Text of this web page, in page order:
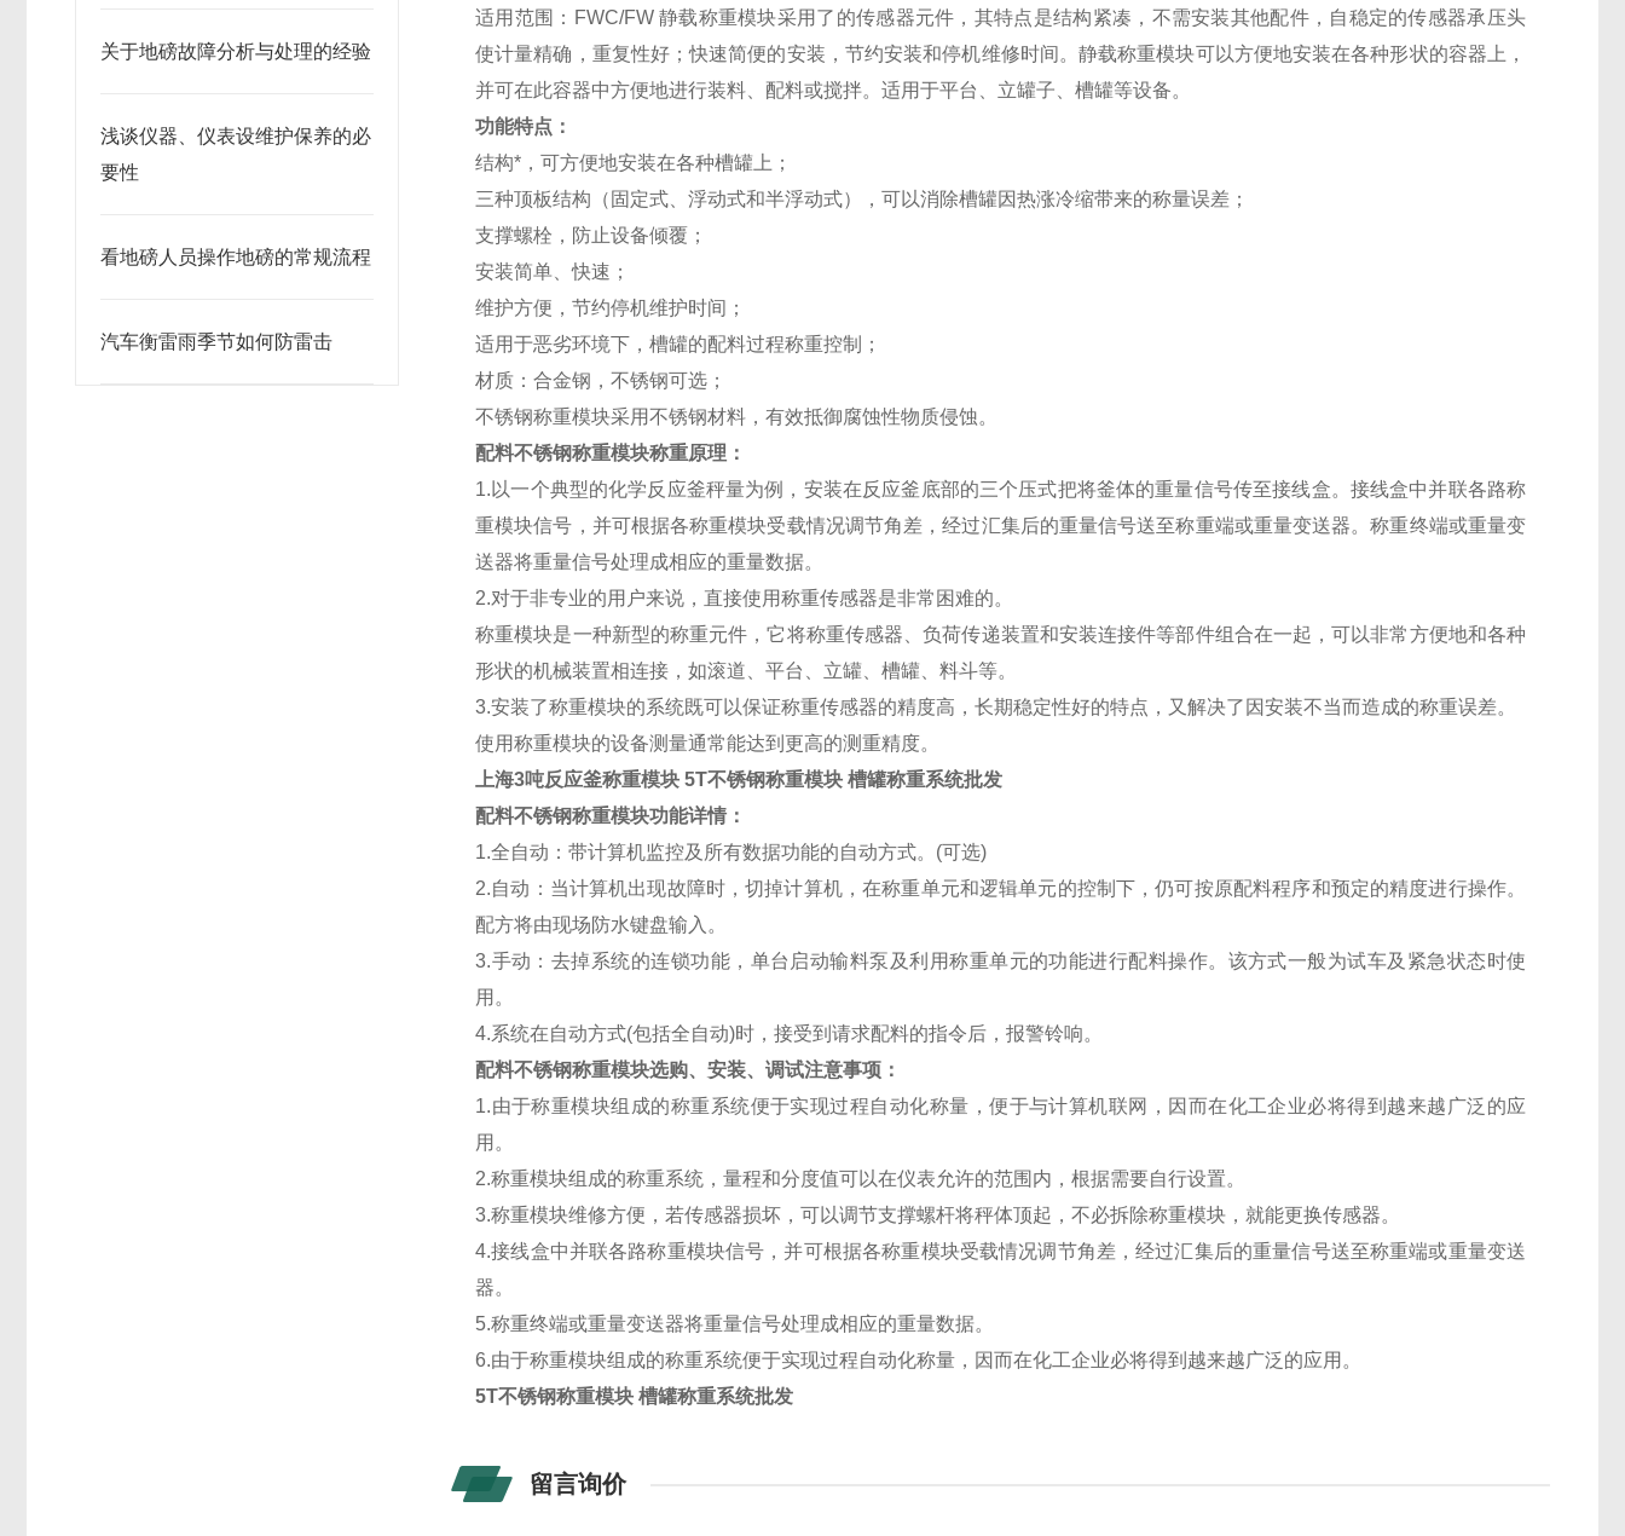
关于地磅故障分析与处理的经验
浅谈仪器、仪表设维护保养的必
要性
看地磅人员操作地磅的常规流程
汽车衡雷雨季节如何防雷击
适用范围：FWC/FW 静载称重模块采用了的传感器元件，其特点是结构紧凑，不需安装其他配件，自稳定的传感器承压头
使计量精确，重复性好；快速简便的安装，节约安装和停机维修时间。静载称重模块可以方便地安装在各种形状的容器上，
并可在此容器中方便地进行装料、配料或搅拌。适用于平台、立罐子、槽罐等设备。
功能特点：
结构*，可方便地安装在各种槽罐上；
三种顶板结构（固定式、浮动式和半浮动式），可以消除槽罐因热涨冷缩带来的称量误差；
支撑螺栓，防止设备倾覆；
安装简单、快速；
维护方便，节约停机维护时间；
适用于恶劣环境下，槽罐的配料过程称重控制；
材质：合金钢，不锈钢可选；
不锈钢称重模块采用不锈钢材料，有效抵御腐蚀性物质侵蚀。
配料不锈钢称重模块称重原理：
1.以一个典型的化学反应釜秤量为例，安装在反应釜底部的三个压式把将釜体的重量信号传至接线盒。接线盒中并联各路称
重模块信号，并可根据各称重模块受载情况调节角差，经过汇集后的重量信号送至称重端或重量变送器。称重终端或重量变
送器将重量信号处理成相应的重量数据。
2.对于非专业的用户来说，直接使用称重传感器是非常困难的。
称重模块是一种新型的称重元件，它将称重传感器、负荷传递装置和安装连接件等部件组合在一起，可以非常方便地和各种
形状的机械装置相连接，如滚道、平台、立罐、槽罐、料斗等。
3.安装了称重模块的系统既可以保证称重传感器的精度高，长期稳定性好的特点，又解决了因安装不当而造成的称重误差。
使用称重模块的设备测量通常能达到更高的测重精度。
上海3吨反应釜称重模块 5T不锈钢称重模块 槽罐称重系统批发
配料不锈钢称重模块功能详情：
1.全自动：带计算机监控及所有数据功能的自动方式。(可选)
2.自动：当计算机出现故障时，切掉计算机，在称重单元和逻辑单元的控制下，仍可按原配料程序和预定的精度进行操作。
配方将由现场防水键盘输入。
3.手动：去掉系统的连锁功能，单台启动输料泵及利用称重单元的功能进行配料操作。该方式一般为试车及紧急状态时使
用。
4.系统在自动方式(包括全自动)时，接受到请求配料的指令后，报警铃响。
配料不锈钢称重模块选购、安装、调试注意事项：
1.由于称重模块组成的称重系统便于实现过程自动化称量，便于与计算机联网，因而在化工企业必将得到越来越广泛的应
用。
2.称重模块组成的称重系统，量程和分度值可以在仪表允许的范围内，根据需要自行设置。
3.称重模块维修方便，若传感器损坏，可以调节支撑螺杆将秤体顶起，不必拆除称重模块，就能更换传感器。
4.接线盒中并联各路称重模块信号，并可根据各称重模块受载情况调节角差，经过汇集后的重量信号送至称重端或重量变送
器。
5.称重终端或重量变送器将重量信号处理成相应的重量数据。
6.由于称重模块组成的称重系统便于实现过程自动化称量，因而在化工企业必将得到越来越广泛的应用。
5T不锈钢称重模块 槽罐称重系统批发
留言询价